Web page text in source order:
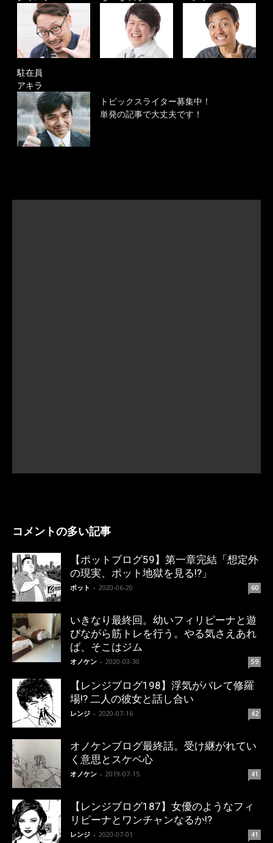
駐在員
アキラ
トピックスライター募集中！
単発の記事で大丈夫です！
コメントの多い記事
【ポットブログ59】第一章完結「想定外
の現実、ポット地獄を見る!?」
ポット - 2020-06-20 60
いきなり最終回。幼いフィリピーナと遊
びながら筋トレを行う。やる気さえあれ
ば、そこはジム
オノケン - 2020-03-30 59
【レンジブログ198】浮気がバレて修羅
場!? 二人の彼女と話し合い
レンジ - 2020-07-16 42
オノケンブログ最終話。受け継がれてい
く意思とスケベ心
オノケン - 2019-07-15 41
【レンジブログ187】女優のようなフィ
リピーナとワンチャンなるか!?
レンジ - 2020-07-01 41